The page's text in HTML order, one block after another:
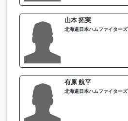
山本 拓実
北海道日本ハムファイターズ
有原 航平
北海道日本ハムファイターズ